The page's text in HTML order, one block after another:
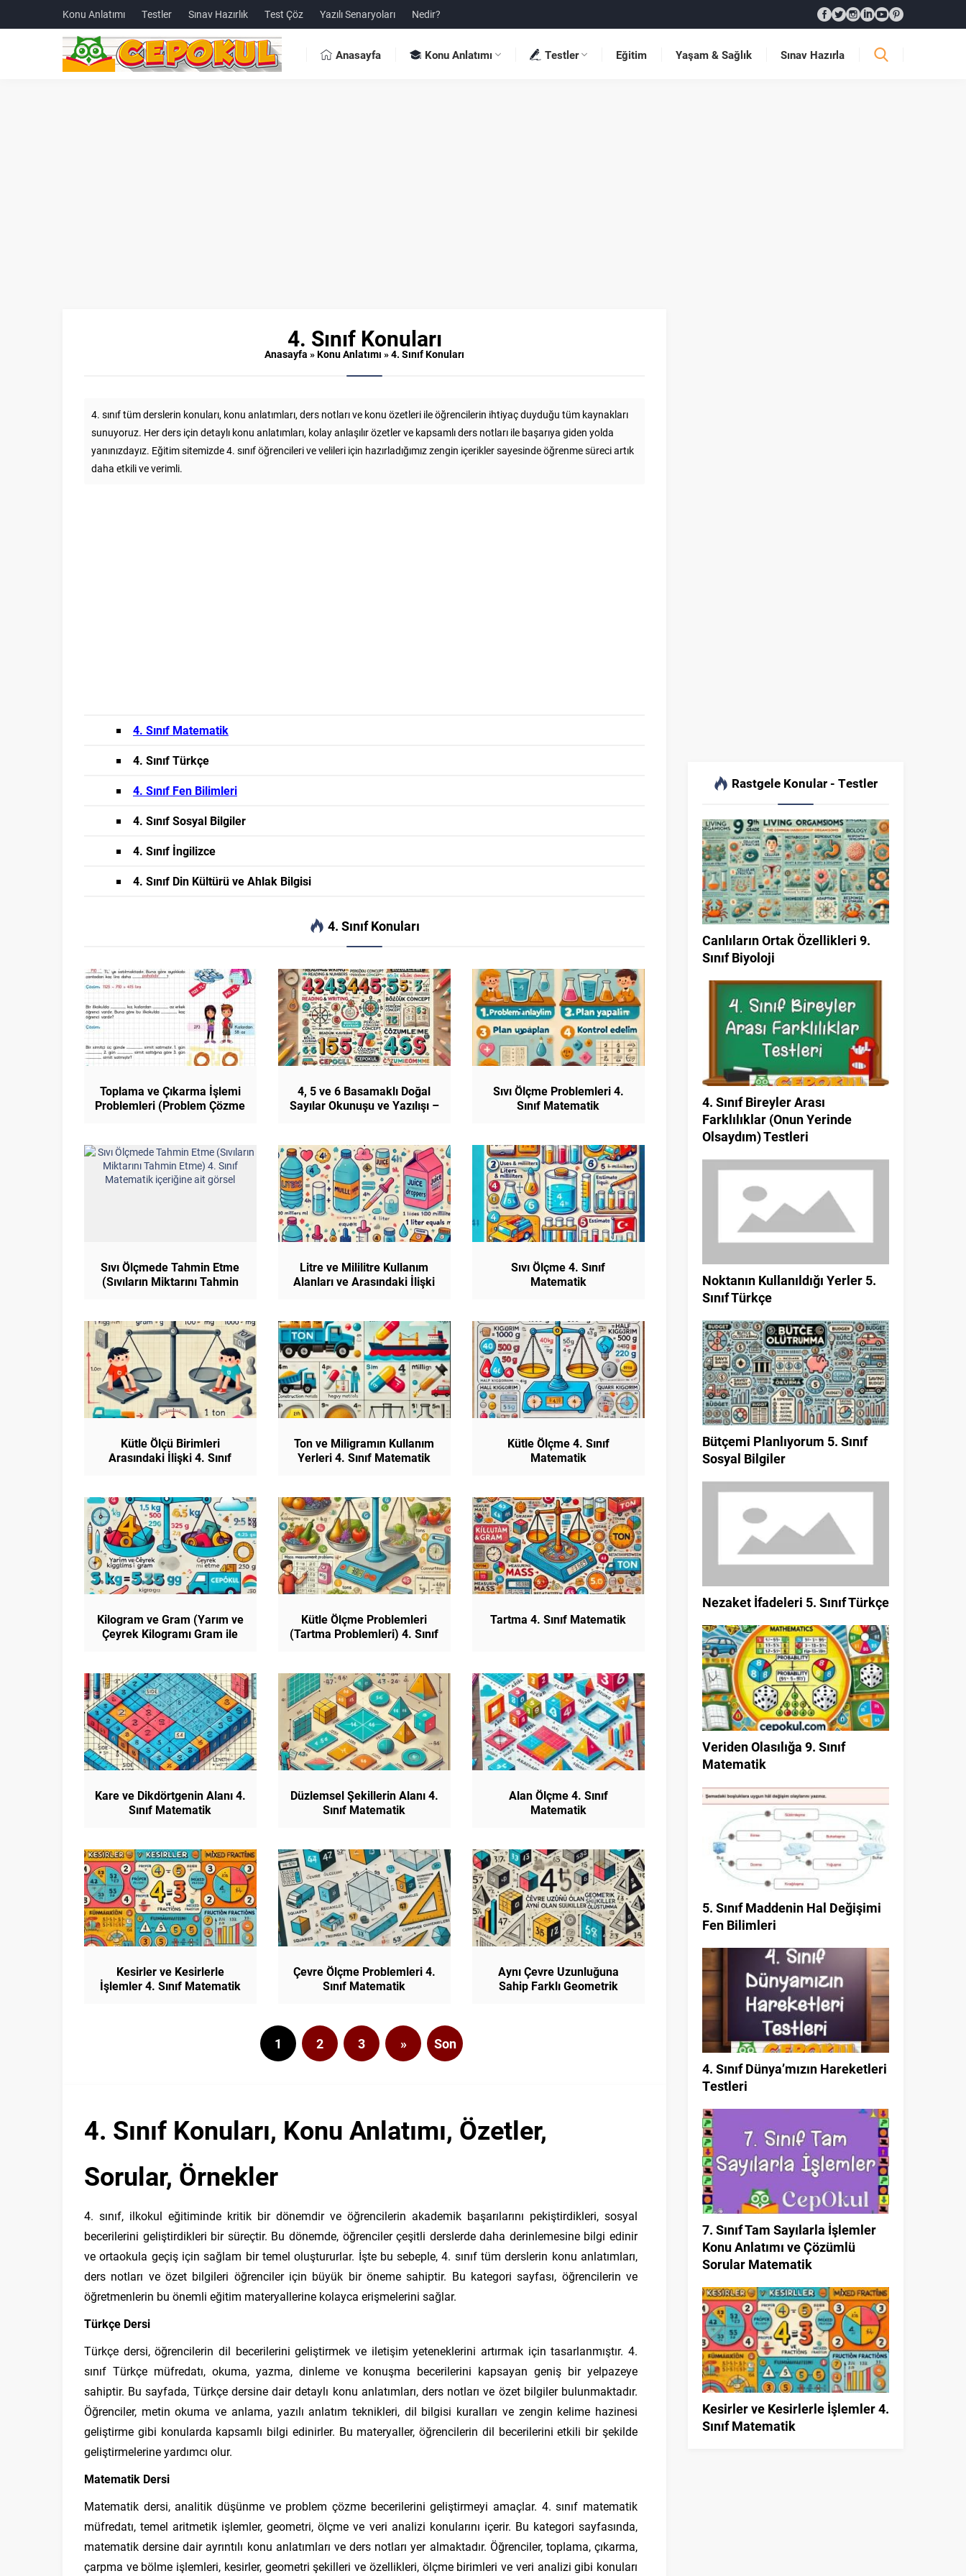
Konu Anlatımı Testler Sınav Hazırlık Test Çöz Yazılı Senaryoları Nedir?
Anasayfa Konu Anlatımı Testler Eğitim Yaşam & Sağlık Sınav Hazırla
4. Sınıf Konuları
Anasayfa »Konu Anlatımı »4. Sınıf Konuları
4. sınıf tüm derslerin konuları, konu anlatımları, ders notları ve konu özetleri ile öğrencilerin ihtiyaç duyduğu tüm kaynakları
sunuyoruz. Her ders için detaylı konu anlatımları, kolay anlaşılır özetler ve kapsamlı ders notları ile başarıya giden yolda
yanınızdayız. Eğitim sitemizde 4. sınıf öğrencileri ve velileri için hazırladığımız zengin içerikler sayesinde öğrenme süreci artık
daha etkili ve verimli.
4. Sınıf Matematik
4. Sınıf Türkçe
4. Sınıf Fen Bilimleri
4. Sınıf Sosyal Bilgiler
4. Sınıf İngilizce
4. Sınıf Din Kültürü ve Ahlak Bilgisi
4. Sınıf Konuları
Toplama ve Çıkarma İşlemi
Problemleri (Problem Çözme
4, 5 ve 6 Basamaklı Doğal
Sayılar Okunuşu ve Yazılışı –
Sıvı Ölçme Problemleri 4.
Sınıf Matematik
Sıvı Ölçmede Tahmin Etme
(Sıvıların Miktarını Tahmin
Litre ve Mililitre Kullanım
Alanları ve Arasındaki İlişki
Sıvı Ölçme 4. Sınıf
Matematik
Kütle Ölçü Birimleri
Arasındaki İlişki 4. Sınıf
Ton ve Miligramın Kullanım
Yerleri 4. Sınıf Matematik
Kütle Ölçme 4. Sınıf
Matematik
Kilogram ve Gram (Yarım ve
Çeyrek Kilogramı Gram ile
Kütle Ölçme Problemleri
(Tartma Problemleri) 4. Sınıf
Tartma 4. Sınıf Matematik
Kare ve Dikdörtgenin Alanı 4.
Sınıf Matematik
Düzlemsel Şekillerin Alanı 4.
Sınıf Matematik
Alan Ölçme 4. Sınıf
Matematik
Kesirler ve Kesirlerle
İşlemler 4. Sınıf Matematik
Çevre Ölçme Problemleri 4.
Sınıf Matematik
Aynı Çevre Uzunluğuna
Sahip Farklı Geometrik
1 2 3 » Son
4. Sınıf Konuları, Konu Anlatımı, Özetler,
Sorular, Örnekler
4. sınıf, ilkokul eğitiminde kritik bir dönemdir ve öğrencilerin akademik başarılarını pekiştirdikleri, sosyal
becerilerini geliştirdikleri bir süreçtir. Bu dönemde, öğrenciler çeşitli derslerde daha derinlemesine bilgi edinir
ve ortaokula geçiş için sağlam bir temel oluştururlar. İşte bu sebeple, 4. sınıf tüm derslerin konu anlatımları,
ders notları ve özet bilgileri öğrenciler için büyük bir öneme sahiptir. Bu kategori sayfası, öğrencilerin ve
öğretmenlerin bu önemli eğitim materyallerine kolayca erişmelerini sağlar.
Türkçe Dersi
Türkçe dersi, öğrencilerin dil becerilerini geliştirmek ve iletişim yeteneklerini artırmak için tasarlanmıştır. 4.
sınıf Türkçe müfredatı, okuma, yazma, dinleme ve konuşma becerilerini kapsayan geniş bir yelpazeye
sahiptir. Bu sayfada, Türkçe dersine dair detaylı konu anlatımları, ders notları ve özet bilgiler bulunmaktadır.
Öğrenciler, metin okuma ve anlama, yazılı anlatım teknikleri, dil bilgisi kuralları ve zengin kelime hazinesi
geliştirme gibi konularda kapsamlı bilgi edinirler. Bu materyaller, öğrencilerin dil becerilerini etkili bir şekilde
geliştirmelerine yardımcı olur.
Matematik Dersi
Matematik dersi, analitik düşünme ve problem çözme becerilerini geliştirmeyi amaçlar. 4. sınıf matematik
müfredatı, temel aritmetik işlemler, geometri, ölçme ve veri analizi konularını içerir. Bu kategori sayfasında,
matematik dersine dair ayrıntılı konu anlatımları ve ders notları yer almaktadır. Öğrenciler, toplama, çıkarma,
çarpma ve bölme işlemleri, kesirler, geometri şekilleri ve özellikleri, ölçme birimleri ve veri analizi gibi konuları
Rastgele Konular - Testler
Canlıların Ortak Özellikleri 9.
Sınıf Biyoloji
4. Sınıf Bireyler Arası
Farklılıklar (Onun Yerinde
Olsaydım) Testleri
Noktanın Kullanıldığı Yerler 5.
Sınıf Türkçe
Bütçemi Planlıyorum 5. Sınıf
Sosyal Bilgiler
Nezaket İfadeleri 5. Sınıf Türkçe
Veriden Olasılığa 9. Sınıf
Matematik
5. Sınıf Maddenin Hal Değişimi
Fen Bilimleri
4. Sınıf Dünya’mızın Hareketleri
Testleri
7. Sınıf Tam Sayılarla İşlemler
Konu Anlatımı ve Çözümlü
Sorular Matematik
Kesirler ve Kesirlerle İşlemler 4.
Sınıf Matematik